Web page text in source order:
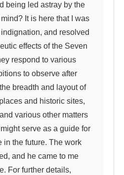
being led astray by the
It is here that I was
and resolved
effects of the Seven
respond to various
to observe after
breadth and layout of
and historic sites,
various other matters
serve as a guide for
in the future. The work
and he came to me
For further details,